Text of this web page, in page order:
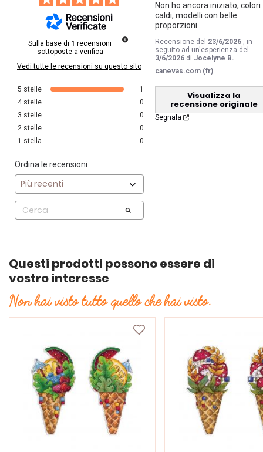
Sulla base di 1 recensioni
sottoposte a verifica
Vedi tutte le recensioni su questo sito
5 stelle
1
4 stelle
0
3 stelle
0
2 stelle
0
1 stella 0
Ordina le recensioni
Non ho ancora iniziato, colori
caldi, modelli con belle
proporzioni.
Recensione del 23/6/2026 , in
seguito ad un'esperienza del
3/6/2026 di Jocelyne B.
canevas.com (fr)
Visualizza la
recensione originale
Segnala
Questi prodotti possono essere di
vostro interesse
Non hai visto tutto quello che hai visto.